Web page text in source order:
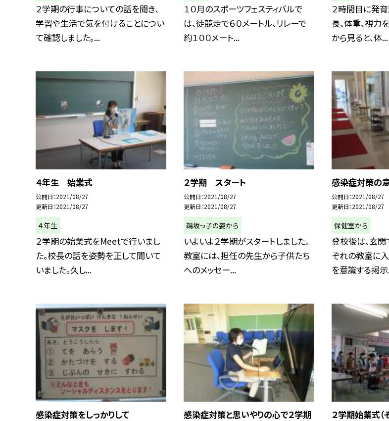
２学期の行事についての話を聞き、
学習や生活で気を付けることについ
て確認しました。...
１０月のスポーツフェスティバルで
は、徒競走で６０メートル、リレーで
約１００メート...
２時間目に発
長、体重、視力
から見ると、体...
４年生 始業式
公開日 2021/08/27
更新日 2021/08/27
４年生
２学期の始業式をMeetで行いまし
た。校長の話を姿勢を正して聞いて
いました。久し...
２学期 スタート
公開日 2021/08/27
更新日 2021/08/27
鵜坂っ子の姿から
いよいよ２学期がスタートしました。
教室には、担任の先生から子供たち
へのメッセー...
感染症対策の
公開日 2021/08/27
更新日 2021/08/27
保健室から
登校後は、玄
ぞれの教室に
を意識する掲
感染症対策をしっかりして
感染症対策と思いやりの心で２学期
２学期始業式（